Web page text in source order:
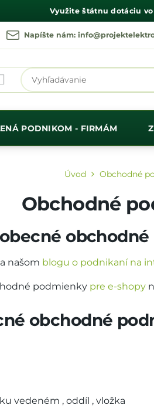
Využite štátnu dotáciu vo
Napíšte nám:
PODNIKOM - FIRMÁM
Úvod Obchodné
Obchodné
našom blogu o podnikaní na
podmienky pre e-shopy
obchodné
vedeném , oddíl , vložka